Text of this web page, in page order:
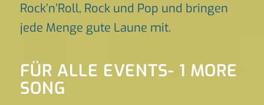
Rock’n’Roll, Rock und Pop und bringen
jede Menge gute Laune mit.
FÜR ALLE EVENTS- 1 MORE
SONG